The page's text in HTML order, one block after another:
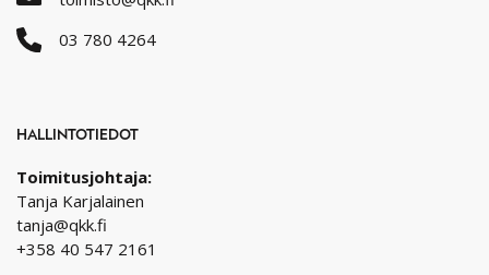
03 780 4264
HALLINTOTIEDOT
Toimitusjohtaja:
Tanja Karjalainen
tanja@qkk.fi
+358 40 547 2161